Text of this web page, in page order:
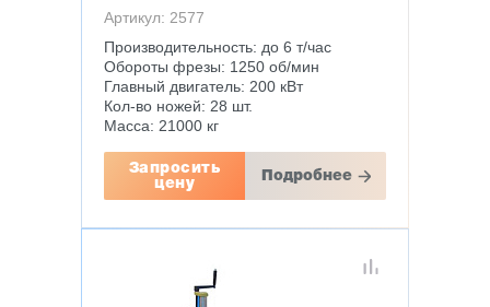
Артикул: 2577
Производительность: до 6 т/час
Обороты фрезы: 1250 об/мин
Главный двигатель: 200 кВт
Кол-во ножей: 28 шт.
Масса: 21000 кг
Запросить
цену
Подробнее